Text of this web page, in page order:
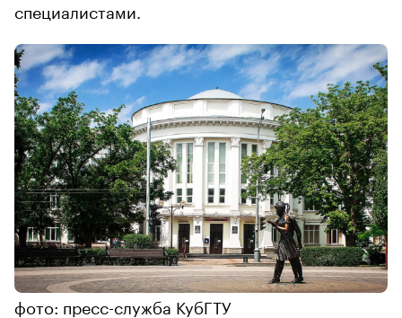
специалистами.
фото: пресс-служба КубГТУ